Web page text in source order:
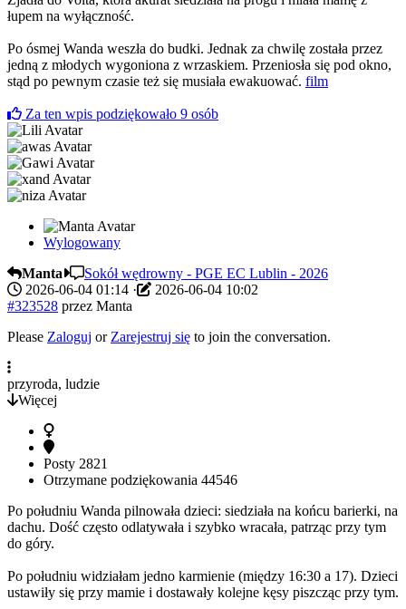
łupem na wyłączność.
Po ósmej Wanda weszła do budki. Jednak za chwilę została przez
jedną z młodych wygoniona z wrzaskiem. Przeniosła się pod okno,
stąd po pewnym czasie też się musiała ewakuować. film
Za ten wpis podziękowało 9 osób
Wylogowany
Manta
Sokół wędrowny - PGE EC Lublin - 2026
2026-06-04 01:14 ·
2026-06-04 10:02
#323528 przez Manta
Please Zaloguj or Zarejestruj się to join the conversation.
przyroda, ludzie
Więcej
Posty 2821
Otrzymane podziękowania 44546
Po południu Wanda pilnowała dzieci: siedziała na końcu barierki, na
dachu. Dość często odlatywała i szybko wracała, patrząc przy tym
do góry.
Po południu widziałam jedno karmienie (między 16:30 a 17). Dzieci
ustawiły się przy mamie i dostawały kolejne kęsy piszcząc przy tym.